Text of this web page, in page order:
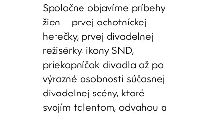
Spoločne objavíme príbehy
žien – prvej ochotníckej
herečky, prvej divadelnej
režisérky, ikony SND,
priekopníčok divadla až po
výrazné osobnosti súčasnej
divadelnej scény, ktoré
svojím talentom, odvahou a